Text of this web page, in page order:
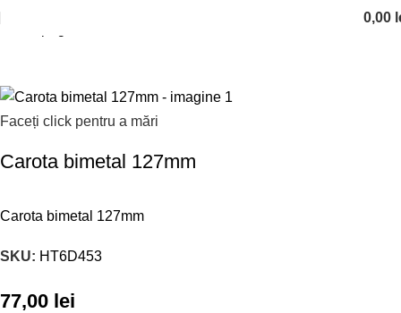
0,00
Faceți click pentru a mări
Carota bimetal 127mm
Carota bimetal 127mm
SKU: HT6D453
77,00 lei